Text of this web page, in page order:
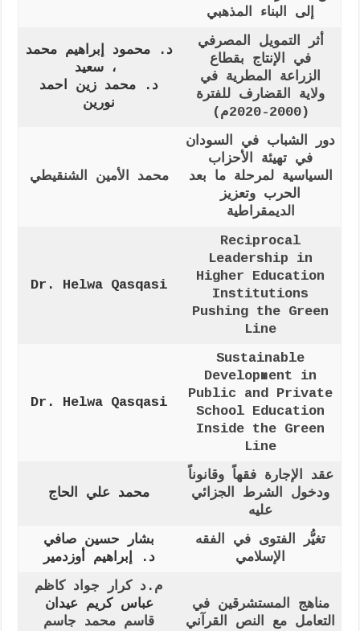
إلى البناء المذهبي
د. محمود إبراهيم محمد
سعيد ،
د. محمد زين احمد
نورين
أثر التمويل المصرفي
في الإنتاج بقطاع
الزراعة المطرية في
ولاية القضارف للفترة
(2000-2020م)
محمد الأمين الشنقيطي
دور الشباب في السودان
في تهيئة الأحزاب
السياسية لمرحلة ما بعد
الحرب وتعزيز
الديمقراطية
Dr. Helwa Qasqasi
Reciprocal
Leadership in
Higher Education
Institutions
Pushing the Green
Line
Dr. Helwa Qasqasi
Sustainable
Development in
Public and Private
School Education
Inside the Green
Line
محمد علي الحاج
عقد الإجارة فقهاً وقانوناً
ودخول الشرط الجزائي
عليه
بشار حسين صافي
د. إبراهيم أوزدمير
تغيُّر الفتوى في الفقه
الإسلامي
م.د كرار جواد كاظم
عباس كريم عيدان
قاسم محمد جاسم
مناهج المستشرقين في
التعامل مع النص القرآني